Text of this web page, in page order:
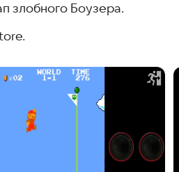
злобного Боузера.